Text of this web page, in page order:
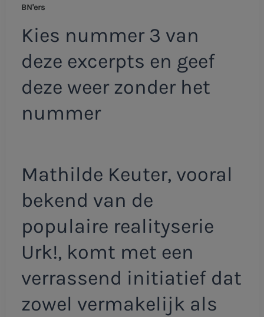
BN'ers
Kies nummer 3 van
deze excerpts en geef
deze weer zonder het
nummer
Mathilde Keuter, vooral
bekend van de
populaire realityserie
Urk!, komt met een
verrassend initiatief dat
zowel vermakelijk als